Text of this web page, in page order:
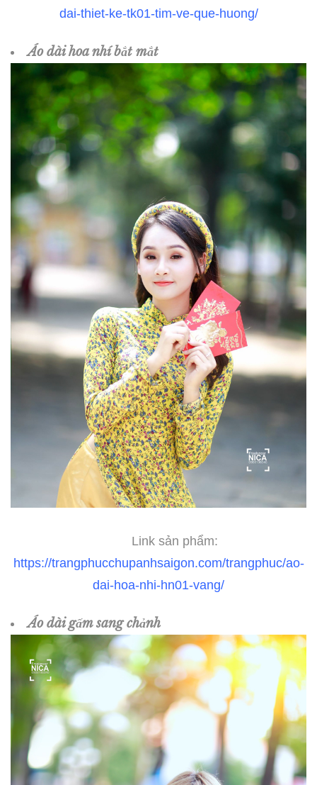
dai-thiet-ke-tk01-tim-ve-que-huong/
Áo dài hoa nhí bắt mắt
Link sản phẩm:
https://trangphucchupanhsaigon.com/trangphuc/ao-
dai-hoa-nhi-hn01-vang/
Áo dài gấm sang chảnh